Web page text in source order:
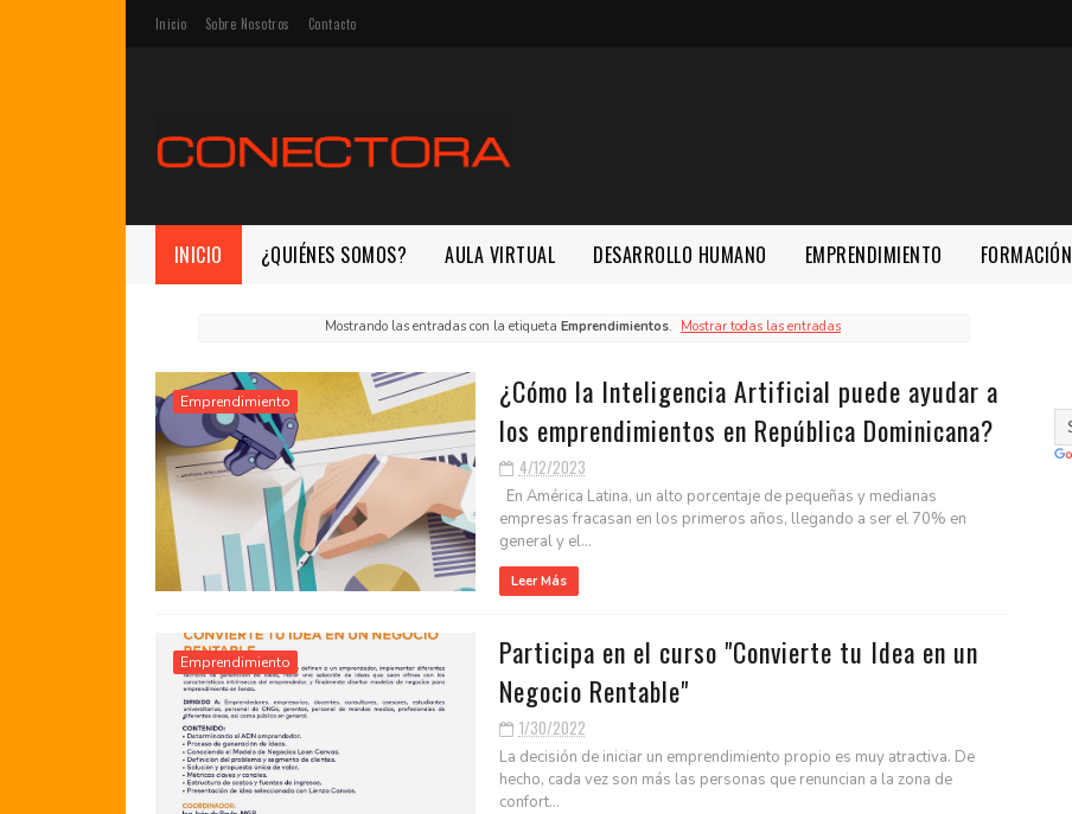
Inicio Sobre Nosotros Contacto
INICIO ¿QUIÉNES SOMOS? AULA VIRTUAL DESARROLLO HUMANO EMPRENDIMIENTO FORMACIÓN
Mostrando las entradas con la etiqueta Emprendimientos. Mostrar todas las entradas
Emprendimiento
¿Cómo la Inteligencia Artificial puede ayudar a
los emprendimientos en República Dominicana?
4/12/2023
En América Latina, un alto porcentaje de pequeñas y medianas
empresas fracasan en los primeros años, llegando a ser el 70% en
general y el...
Leer Más
Emprendimiento
Participa en el curso "Convierte tu Idea en un
Negocio Rentable"
1/30/2022
La decisión de iniciar un emprendimiento propio es muy atractiva. De
hecho, cada vez son más las personas que renuncian a la zona de
confort...